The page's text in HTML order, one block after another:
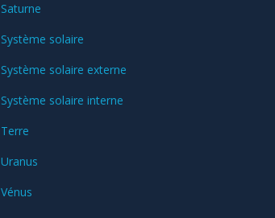
Saturne
Système solaire
Système solaire externe
Système solaire interne
Terre
Uranus
Vénus